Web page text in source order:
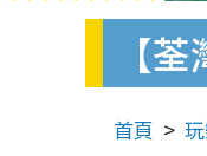
【
首頁